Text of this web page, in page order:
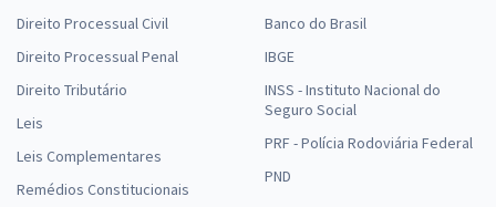
Direito Processual Civil
Direito Processual Penal
Direito Tributário
Leis
Leis Complementares
Remédios Constitucionais
Banco do Brasil
IBGE
INSS - Instituto Nacional do
Seguro Social
PRF - Polícia Rodoviária Federal
PND